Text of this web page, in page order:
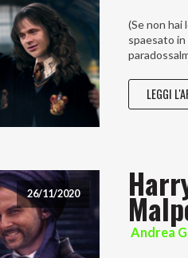
(Se non hai
spaesato
LEGGI
26/11/2020
Andrea